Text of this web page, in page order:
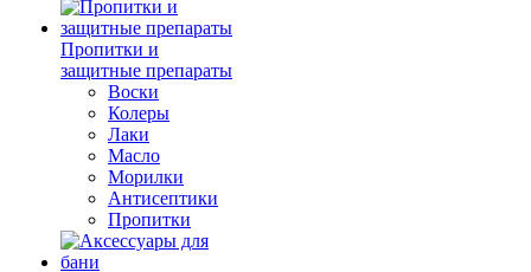
Пропитки и
защитные препараты
Воски
Колеры
Лаки
Масло
Морилки
Антисептики
Пропитки